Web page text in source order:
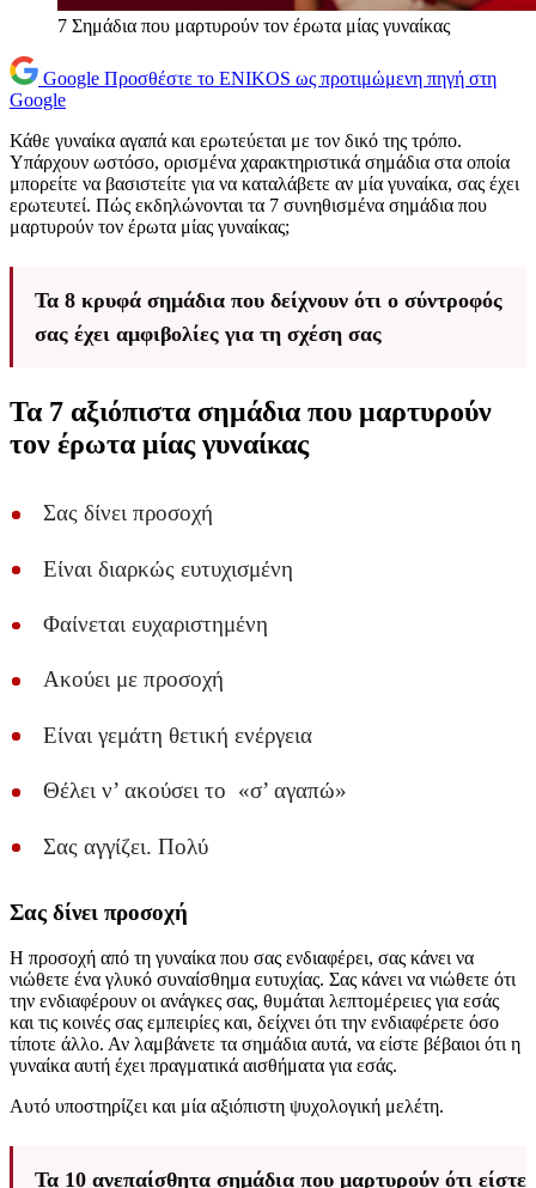
7 Σημάδια που μαρτυρούν τον έρωτα μίας γυναίκας
Google Προσθέστε το ENIKOS ως προτιμώμενη πηγή στη
Google
Κάθε γυναίκα αγαπά και ερωτεύεται με τον δικό της τρόπο.
Υπάρχουν ωστόσο, ορισμένα χαρακτηριστικά σημάδια στα οποία
μπορείτε να βασιστείτε για να καταλάβετε αν μία γυναίκα, σας έχει
ερωτευτεί. Πώς εκδηλώνονται τα 7 συνηθισμένα σημάδια που
μαρτυρούν τον έρωτα μίας γυναίκας;
Τα 8 κρυφά σημάδια που δείχνουν ότι ο σύντροφός
σας έχει αμφιβολίες για τη σχέση σας
Τα 7 αξιόπιστα σημάδια που μαρτυρούν
τον έρωτα μίας γυναίκας
Σας δίνει προσοχή
Είναι διαρκώς ευτυχισμένη
Φαίνεται ευχαριστημένη
Ακούει με προσοχή
Είναι γεμάτη θετική ενέργεια
Θέλει ν’ ακούσει το «σ’ αγαπώ»
Σας αγγίζει. Πολύ
Σας δίνει προσοχή
Η προσοχή από τη γυναίκα που σας ενδιαφέρει, σας κάνει να
νιώθετε ένα γλυκό συναίσθημα ευτυχίας. Σας κάνει να νιώθετε ότι
την ενδιαφέρουν οι ανάγκες σας, θυμάται λεπτομέρειες για εσάς
και τις κοινές σας εμπειρίες και, δείχνει ότι την ενδιαφέρετε όσο
τίποτε άλλο. Αν λαμβάνετε τα σημάδια αυτά, να είστε βέβαιοι ότι η
γυναίκα αυτή έχει πραγματικά αισθήματα για εσάς.
Αυτό υποστηρίζει και μία αξιόπιστη ψυχολογική μελέτη.
Τα 10 ανεπαίσθητα σημάδια που μαρτυρούν ότι είστε